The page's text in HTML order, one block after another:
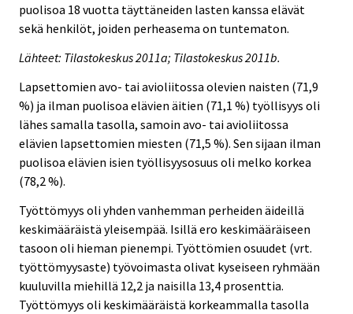
puolisoa 18 vuotta täyttäneiden lasten kanssa elävät
sekä henkilöt, joiden perheasema on tuntematon.
Lähteet: Tilastokeskus 2011a; Tilastokeskus 2011b.
Lapsettomien avo- tai avioliitossa olevien naisten (71,9
%) ja ilman puolisoa elävien äitien (71,1 %) työllisyys oli
lähes samalla tasolla, samoin avo- tai avioliitossa
elävien lapsettomien miesten (71,5 %). Sen sijaan ilman
puolisoa elävien isien työllisyysosuus oli melko korkea
(78,2 %).
Työttömyys oli yhden vanhemman perheiden äideillä
keskimääräistä yleisempää. Isillä ero keskimääräiseen
tasoon oli hieman pienempi. Työttömien osuudet (vrt.
työttömyysaste) työvoimasta olivat kyseiseen ryhmään
kuuluvilla miehillä 12,2 ja naisilla 13,4 prosenttia.
Työttömyys oli keskimääräistä korkeammalla tasolla